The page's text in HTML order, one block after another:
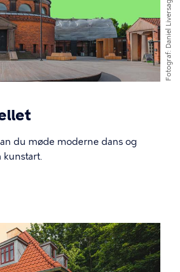
Fotograf
Daniel Liversage
du møde moderne dans og
kunstart.